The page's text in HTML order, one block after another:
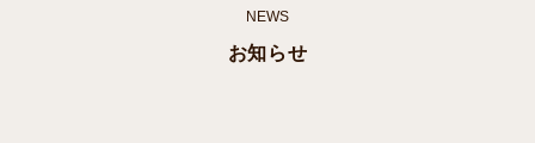
NEWS
お知らせ